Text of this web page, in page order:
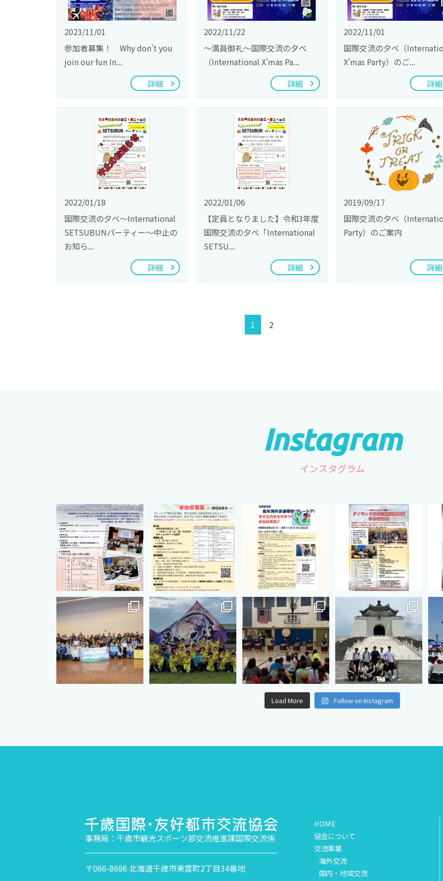
2023/11/01
参加者募集！ Why don’t you
join our fun In...
詳細
2022/11/22
～満員御礼～国際交流の夕べ
（International X’mas Pa...
詳細
2022/11/01
国際交流の夕べ（
X’mas Party）のご...
詳細
2022/01/18
国際交流の夕べ～International
SETSUBUNパーティー～中止の
お知ら...
詳細
2022/01/06
【定員となりました】令和3年度
国際交流の夕べ「International
SETSU...
詳細
2019/09/17
国際交流の夕べ（
Party）のご案内
詳細
1 2
インスタグラム
cts.international.friendship
7月 1
cts.international.friendship
4月 16
cts.international.friendship
2月 27
cts.international.friendship
8月 12
cts.international.friendship
8月 12
cts.international.friendship
8月 5
cts.international.friendship
7月 18
cts.international.friendship
7月 3
Load More Follow on Instagram
事務局：千歳市観光スポーツ部交流推進課国際交流係
〒066-8686 北海道千歳市東雲町2丁目34番地
HOME
協会について
交流事業
海外交流
国内・地域交流